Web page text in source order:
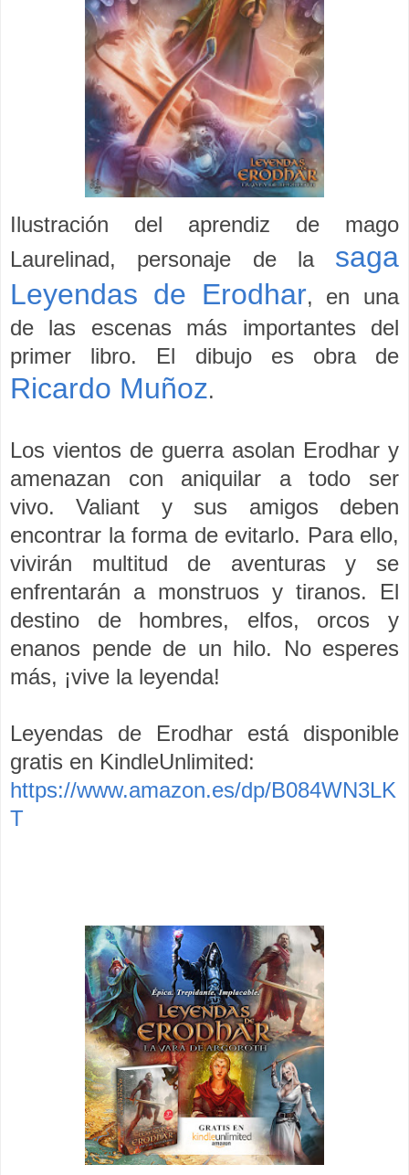
Ilustración del aprendiz de mago
Laurelinad, personaje de la saga
Leyendas de Erodhar, en una
de las escenas más importantes del
primer libro. El dibujo es obra de
Ricardo Muñoz.
Los vientos de guerra asolan Erodhar y
amenazan con aniquilar a todo ser
vivo.Valiant y sus amigos deben
encontrar la forma de evitarlo. Para ello,
vivirán multitud de aventuras y se
enfrentarán a monstruos y tiranos. El
destino de hombres, elfos, orcos y
enanos pende de un hilo. No esperes
más, ¡vive la leyenda!
Leyendas de Erodhar está disponible
gratis en KindleUnlimited:
https://www.amazon.es/dp/B084WN3LK
T